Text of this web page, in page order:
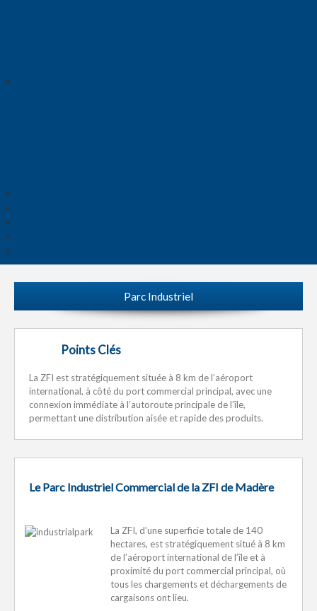
Parc Industriel
Points Clés
La ZFI est stratégiquement située à 8 km de l’aéroport
international, à côté du port commercial principal, avec une
connexion immédiate à l’autoroute principale de l’île,
permettant une distribution aisée et rapide des produits.
Le Parc Industriel Commercial de la ZFI de Madère
La ZFI, d’une superficie totale de 140
hectares, est stratégiquement situé à 8 km
de l’aéroport international de l’île et à
proximité du port commercial principal, où
tous les chargements et déchargements de
cargaisons ont lieu.